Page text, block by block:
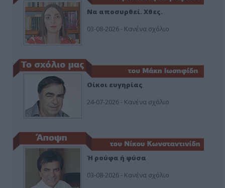
Να αποσυρθεί. Χθες.
03-08-2026 - Κανένα σχόλιο
Οίκοι ευγηρίας
24-07-2026 - Κανένα σχόλιο
Ή ρούφα ή φύσα
03-08-2026 - Κανένα σχόλιο